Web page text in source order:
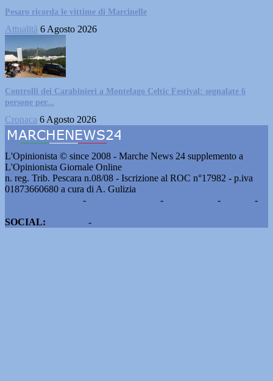
Pesaro ricorda le vittime di Marcinelle
Attualità 6 Agosto 2026
Controlli dei Carabinieri a Montelago Celtic Festival: segnalate 6
persone per...
Cronaca 6 Agosto 2026
L'Opinionista © since 2008 - Marche News 24 supplemento a
L'Opinionista Giornale Online
n. reg. Trib. Pescara n.08/08 - Iscrizione al ROC n°17982 - p.iva
01873660680 a cura di A. Gulizia
- - -
-
SOCIAL:
-